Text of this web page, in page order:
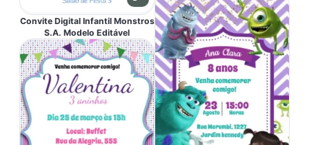
Convite Digital Infantil Monstros
S.A. Modelo Editável